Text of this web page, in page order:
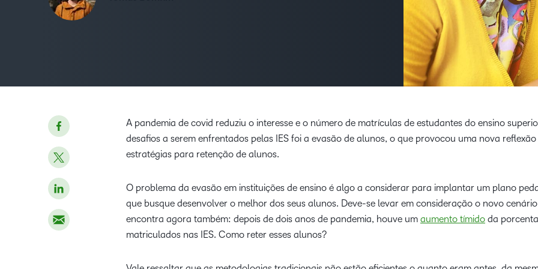
parceiro de aprendizagem de
Saiba como
parcerias com
para desenvolver
soluções.
Creator+
Performance+ Achievement+
Instituições de
Capacitação
Expanda sua
empresa de
capacitação e
concorrência.
de
Blog
A pandemia de covid reduziu o interesse e o número de matrículas de estudantes do ensino
desafios a serem enfrentados pelas IES foi a evasão de alunos, o que provocou uma nova
estratégias para retenção de alunos.
O problema da evasão em instituições de ensino é algo a considerar para implantar um plano
que busque desenvolver o melhor dos seus alunos. Deve-se levar em consideração o novo
encontra agora também: depois de dois anos de pandemia, houve um aumento tímido da
matriculados nas IES. Como reter esses alunos?